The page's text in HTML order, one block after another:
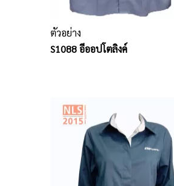
ตัวอย่าง
S1088 อีออปโตลิงค์